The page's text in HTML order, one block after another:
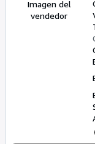
Imagen del
vendedor